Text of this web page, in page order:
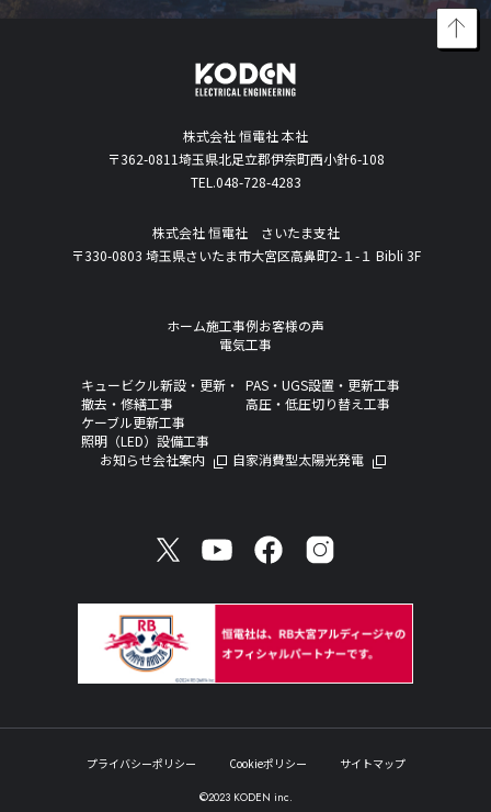
株式会社 恒電社 本社
〒362-0811埼玉県北足立郡伊奈町西小針6-108
TEL.048-728-4283
株式会社 恒電社 さいたま支社
〒330-0803 埼玉県さいたま市大宮区高鼻町2-１-１ Bibli 3F
ホーム施工事例お客様の声
電気工事
キュービクル新設・更新・
撤去・修繕工事
ケーブル更新工事
照明（LED）設備工事
PAS・UGS設置・更新工事
高圧・低圧切り替え工事
お知らせ会社案内 自家消費型太陽光発電
プライバシーポリシー Cookieポリシー サイトマップ
©2023 KODEN inc.